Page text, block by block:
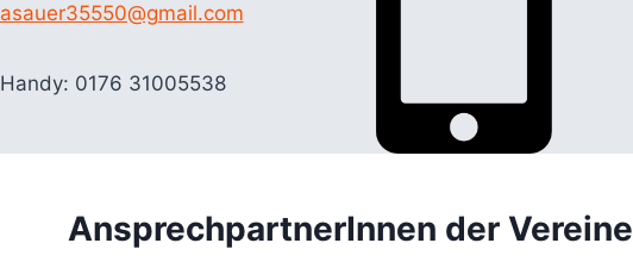
asauer35550@gmail.com
Handy: 0176 31005538
AnsprechpartnerInnen der Vereine